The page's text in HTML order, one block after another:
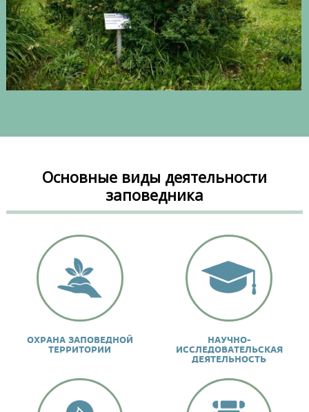
Основные виды деятельности
заповедника
ОХРАНА ЗАПОВЕДНОЙ
ТЕРРИТОРИИ
НАУЧНО-
ИССЛЕДОВАТЕЛЬСКАЯ
ДЕЯТЕЛЬНОСТЬ